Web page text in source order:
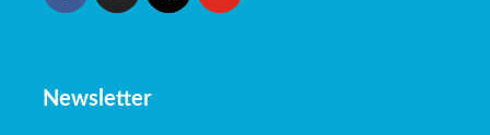
Newsletter